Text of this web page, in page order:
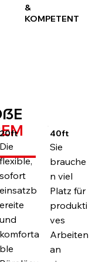
&
KOMPETENT
20ft
Die
flexible,
sofort
einsatzb
ereite
und
komforta
ble
40ft
Sie
brauche
n viel
Platz für
produkti
ves
Arbeiten
an